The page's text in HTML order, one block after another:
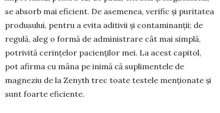
se absorb mai eficient. De asemenea, verific și puritatea
produsului, pentru a evita aditivii și contaminanții; de
regulă, aleg o formă de administrare cât mai simplă,
potrivită cerințelor pacienților mei. La acest capitol,
pot afirma cu mâna pe inimă că suplimentele de
magneziu de la Zenyth trec toate testele menționate și
sunt foarte eficiente.